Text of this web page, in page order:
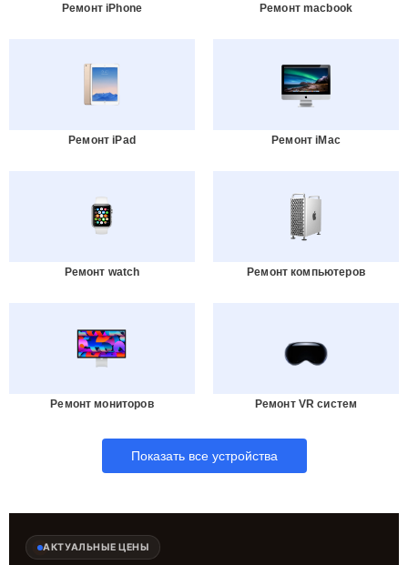
Ремонт iPhone Ремонт macbook
Ремонт iPad Ремонт iMac
Ремонт watch Ремонт компьютеров
Ремонт мониторов Ремонт VR систем
Показать все устройства
АКТУАЛЬНЫЕ ЦЕНЫ